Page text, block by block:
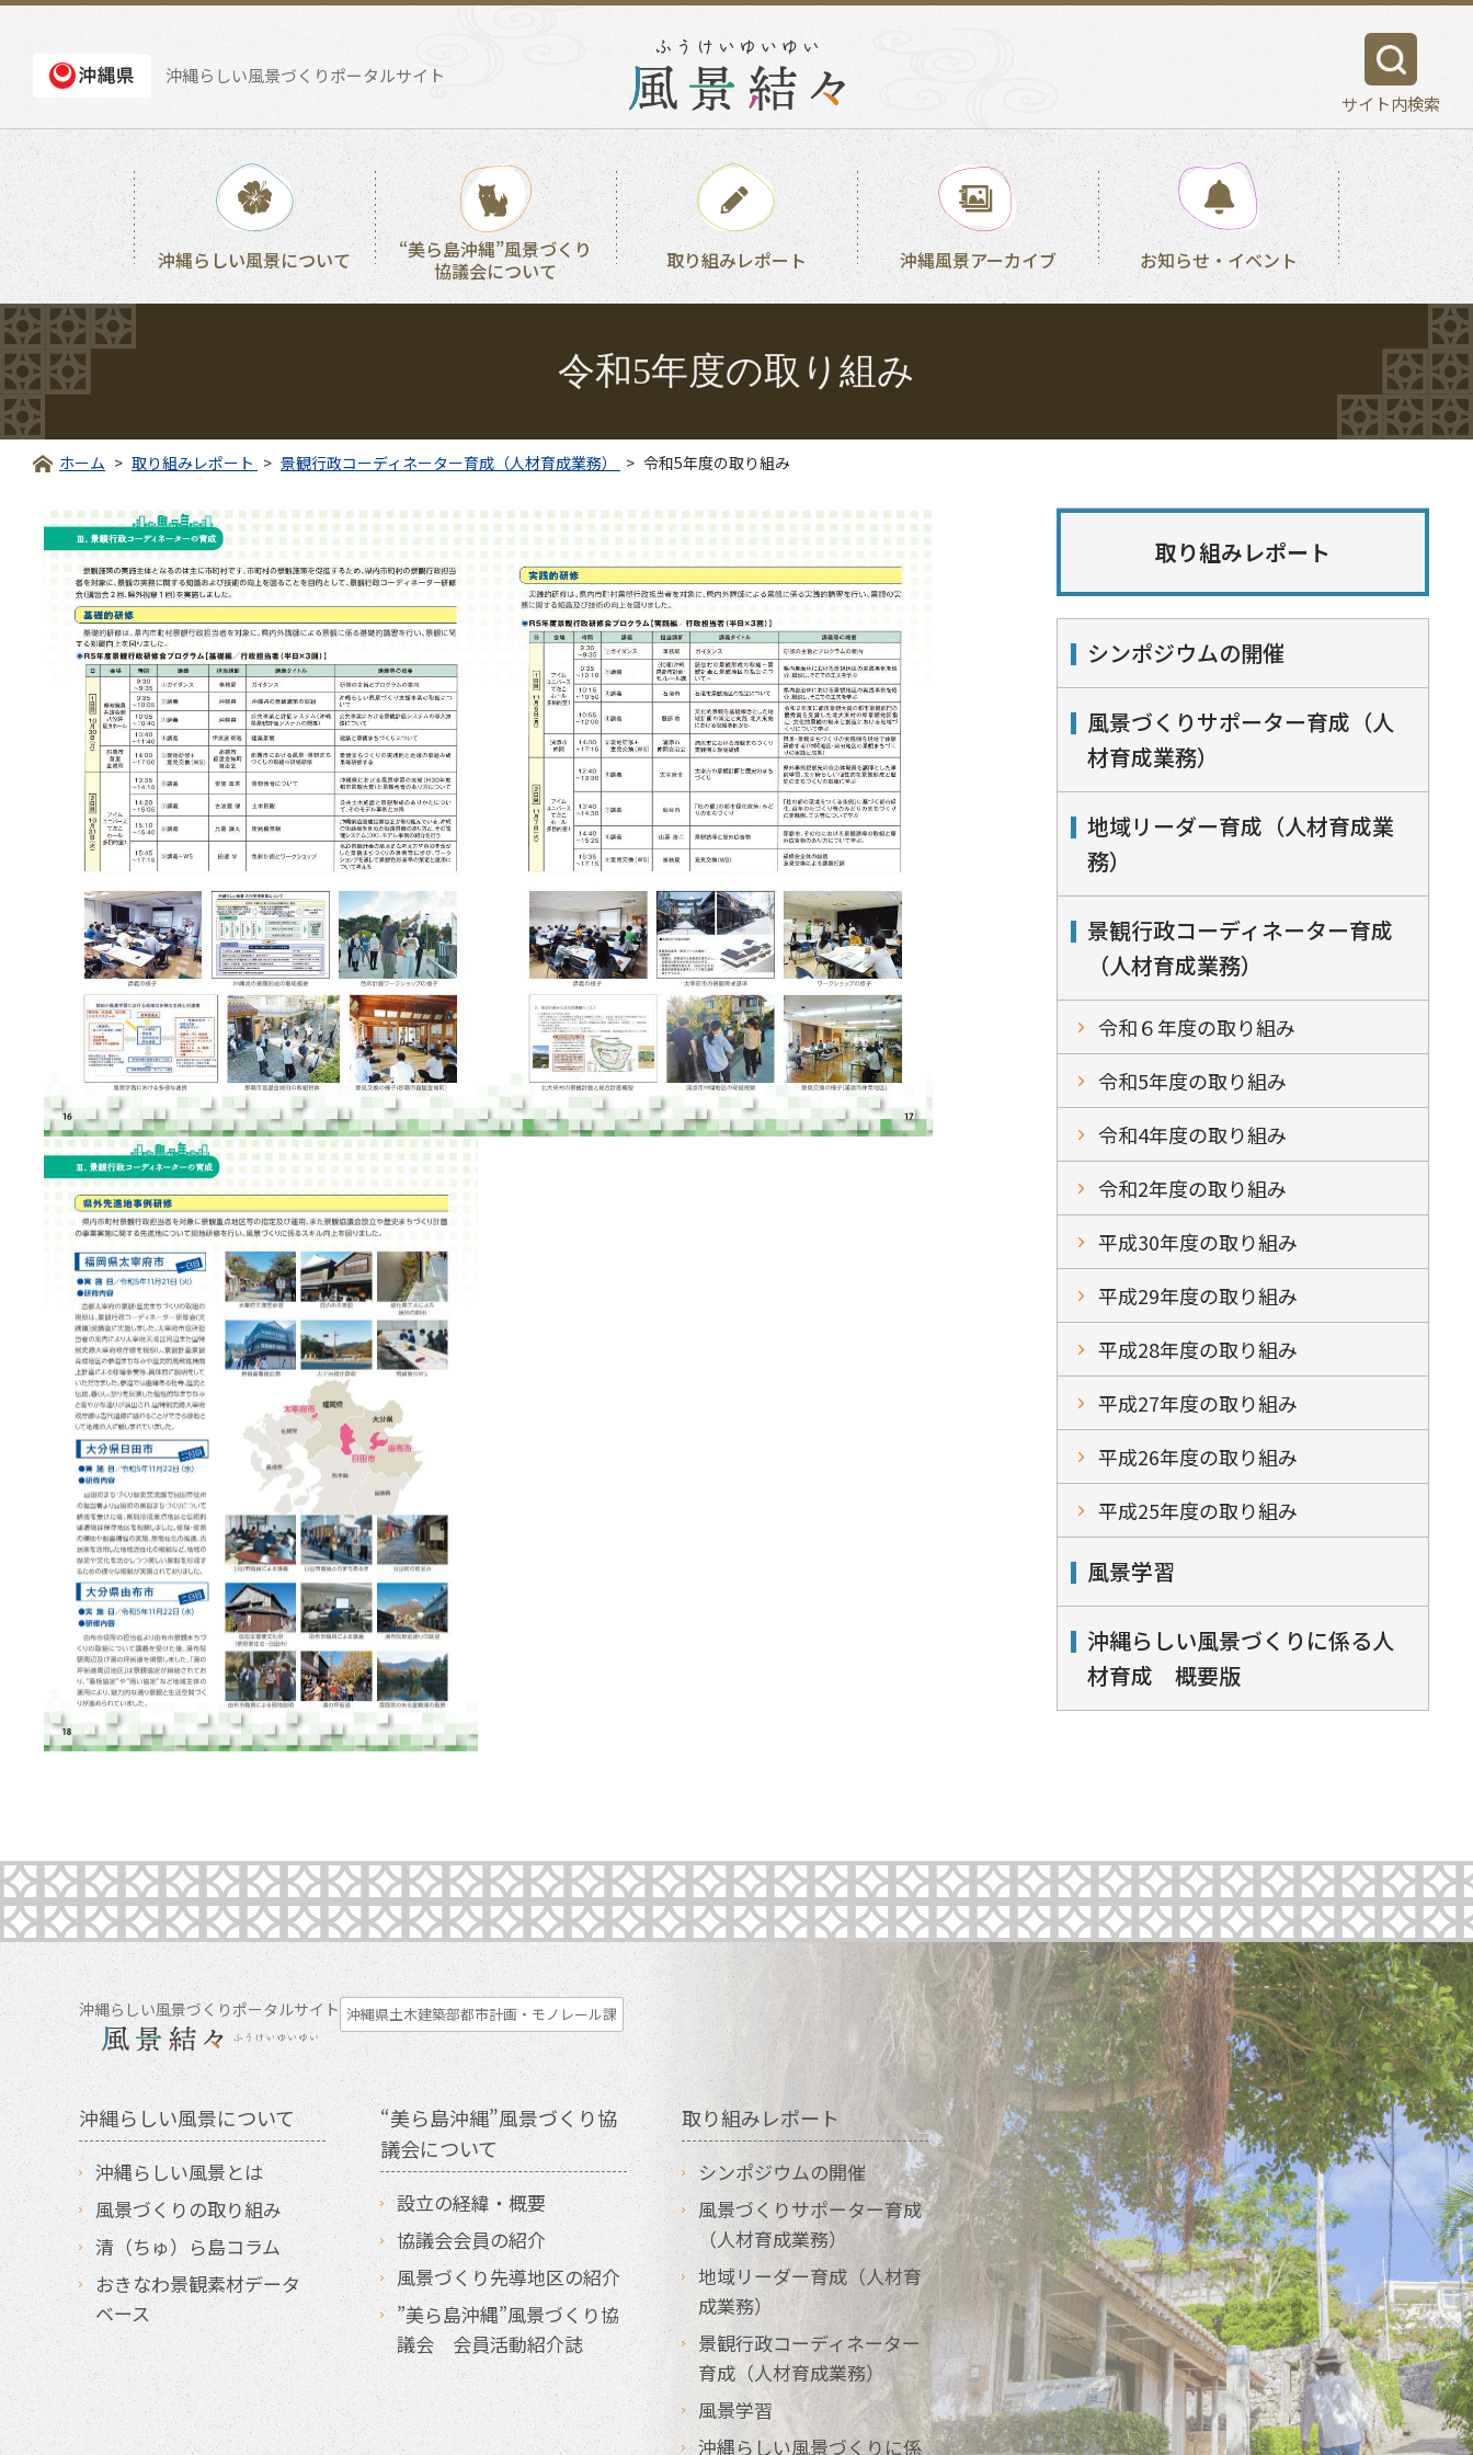
沖縄らしい風景づくりポータルサイト
サイト内検索
沖縄らしい風景について
“美ら島沖縄”風景づくり
協議会について
取り組みレポート 沖縄風景アーカイブ お知らせ・イベント
令和5年度の取り組み
ホーム 取り組みレポート 景観行政コーディネーター育成（人材育成業務） 令和5年度の取り組み
取り組みレポート
シンポジウムの開催
風景づくりサポーター育成（人
材育成業務）
地域リーダー育成（人材育成業
務）
景観行政コーディネーター育成
（人材育成業務）
令和６年度の取り組み
令和5年度の取り組み
令和4年度の取り組み
令和2年度の取り組み
平成30年度の取り組み
平成29年度の取り組み
平成28年度の取り組み
平成27年度の取り組み
平成26年度の取り組み
平成25年度の取り組み
風景学習
沖縄らしい風景づくりに係る人
材育成 概要版
沖縄らしい風景づくりポータルサイト 沖縄県土木建築部都市計画・モノレール課
沖縄らしい風景について
沖縄らしい風景とは
風景づくりの取り組み
清（ちゅ）ら島コラム
おきなわ景観素材データ
ベース
“美ら島沖縄”風景づくり協
議会について
設立の経緯・概要
協議会会員の紹介
風景づくり先導地区の紹介
”美ら島沖縄”風景づくり協
議会 会員活動紹介誌
取り組みレポート
シンポジウムの開催
風景づくりサポーター育成
（人材育成業務）
地域リーダー育成（人材育
成業務）
景観行政コーディネーター
育成（人材育成業務）
風景学習
沖縄らしい風景づくりに係